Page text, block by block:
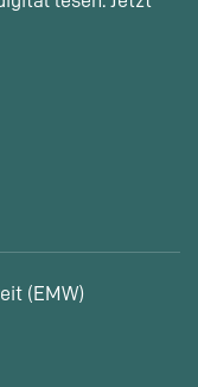
(EMW)